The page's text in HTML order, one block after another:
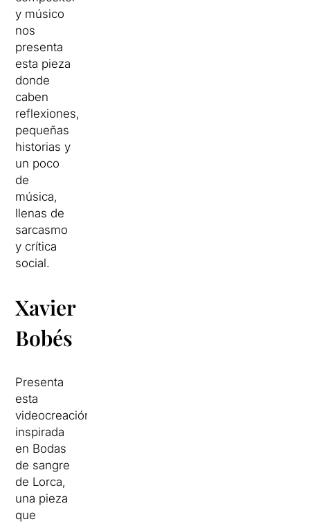
y músico
nos
presenta
esta pieza
donde
caben
reflexiones,
pequeñas
historias y
un poco
de
música,
llenas de
sarcasmo
y crítica
social.
Xavier
Bobés
Presenta
esta
videocreación
inspirada
en Bodas
de sangre
de Lorca,
una pieza
que